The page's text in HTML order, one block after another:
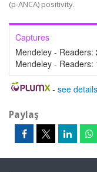
(p-ANCA) positivity.
Captures
Mendeley - Readers:
Mendeley - Readers:
- see details
Paylaş